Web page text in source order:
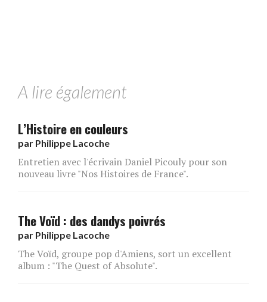
A lire également
L’Histoire en couleurs
par Philippe Lacoche
Entretien avec l'écrivain Daniel Picouly pour son
nouveau livre "Nos Histoires de France".
The Voïd : des dandys poivrés
par Philippe Lacoche
The Voïd, groupe pop d'Amiens, sort un excellent
album : "The Quest of Absolute".